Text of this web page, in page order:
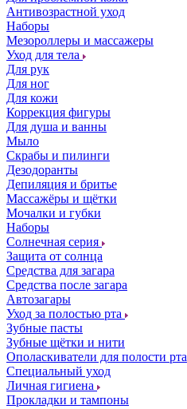
Антивозрастной уход
Наборы
Мезороллеры и массажеры
Уход для тела
Для рук
Для ног
Для кожи
Коррекция фигуры
Для душа и ванны
Мыло
Скрабы и пилинги
Дезодоранты
Депиляция и бритье
Массажёры и щётки
Мочалки и губки
Наборы
Солнечная серия
Защита от солнца
Средства для загара
Средства после загара
Автозагары
Уход за полостью рта
Зубные пасты
Зубные щётки и нити
Ополаскиватели для полости рта
Специальный уход
Личная гигиена
Прокладки и тампоны